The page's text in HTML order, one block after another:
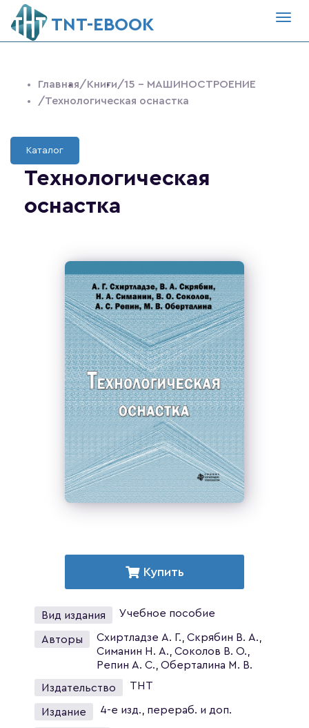
ТNT-EBOOK
Главная/Книги/15 - МАШИНОСТРОЕНИЕ
/Технологическая оснастка
Каталог
Технологическая
оснастка
Купить
Вид издания Учебное пособие
Авторы
Схиртладзе А. Г., Скрябин В. А.,
Симанин Н. А., Соколов В. О.,
Репин А. С., Оберталина М. В.
Издательство ТНТ
Издание 4-е изд., перераб. и доп.